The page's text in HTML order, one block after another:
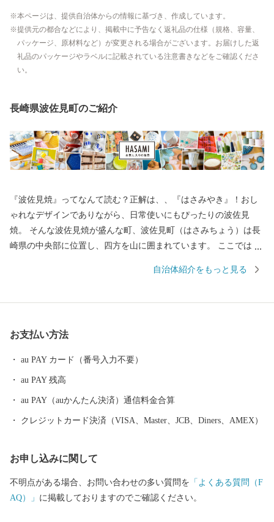
本ページは、提供自治体からの情報に基づき、作成しています。
提供元の都合などにより、掲載中に予告なく返礼品の仕様（規格、容量、
パッケージ、原材料など）が変更される場合がございます。お届けした返
礼品のパッケージやラベルに記載されている注意書きなどをご確認くださ
い。
長崎県波佐見町のご紹介
『波佐見焼』ってなんて読む？正解は、、『はさみやき』！おし
ゃれなデザインでありながら、日常使いにもぴったりの波佐見
焼。 そんな波佐見焼が盛んな町、波佐見町（はさみちょう）は長
崎県の中央部に位置し、四方を山に囲まれています。 ここでは、
な自然のなかで、お米やお茶、アスパラガスなどの農畜産業が行
こで焼かれた「くらわんか碗」が全国に出荷され、当時貴重品で
彩るおしゃれで機能的な日用和食器の一大産地として、全国的に
も高いシェアを誇っています。（すでに皆さまの食卓にも、波佐
見で作られたやきものがあるかも！？）窯元、棚田、温泉など、
自治体紹介をもっと見る
お支払い方法
au PAY カード（番号入力不要）
au PAY 残高
au PAY（auかんたん決済）通信料金合算
クレジットカード決済（VISA、Master、JCB、Diners、AMEX）
お申し込みに関して
不明点がある場合、お問い合わせの多い質問を 「よくある質問（F
AQ）」 に掲載しておりますのでご確認ください。